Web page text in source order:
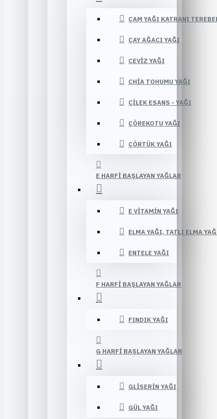
ÇAM YAĞI KATRANI
ÇAY AĞACI YAĞI
CEVIZ YAĞI
CHIA TOHUMU YAĞI
ÇILEK ESANS - YAĞI
ÇÖREKOTU YAĞI
ÇÖRTÜK YAĞI
E HARFI BAŞLAYAN YAĞLAR
E VITAMIN YAĞI
ELMA YAĞI, TATLI ELMA
ENTELE YAĞI
F HARFI BAŞLAYAN YAĞLAR
FINDIK YAĞI
G HARFI BAŞLAYAN YAĞLAR
GLISERIN YAĞI
GÜL YAĞI